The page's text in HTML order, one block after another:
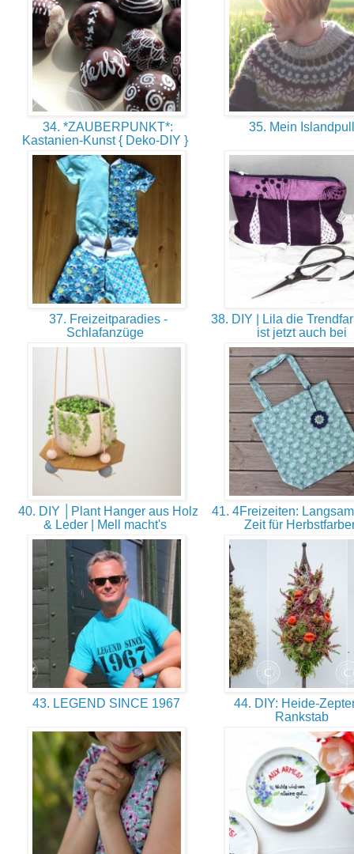
34. *ZAUBERPUNKT*:
Kastanien-Kunst { Deko-DIY }
35. Mein
37. Freizeitparadies -
Schlafanzüge
38. DIY | Lila die
ist jetzt auch bei
40. DIY │Plant Hanger aus Holz
& Leder | Mell macht's
41. 4Freizeiten:
Zeit für
43. LEGEND SINCE 1967
44. DIY: Heide-
Rankstab